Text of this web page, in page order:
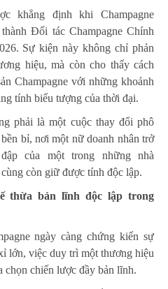
khẳng định khi Champagne
Đối tác Champagne Chính
Sự kiện này không chỉ phản
hiệu, mà còn cho thấy cách
Champagne với những khoảnh
tính biểu tượng của thời đại.
phải là một cuộc thay đổi phô
bỉ, nơi một nữ doanh nhân trở
của một trong những nhà
còn giữ được tính độc lập.
thừa bản lĩnh độc lập trong
ngày càng chứng kiến sự
lớn, việc duy trì một thương hiệu
chọn chiến lược đầy bản lĩnh.